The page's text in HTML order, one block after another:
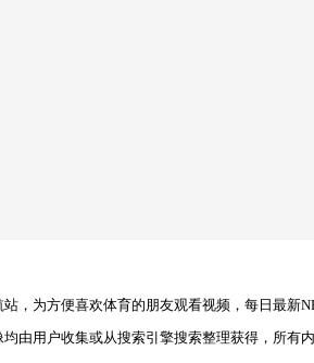
，为方便喜欢体育的朋友观看视频，每日最新
由用户收集或从搜索引擎搜索整理获得，所有